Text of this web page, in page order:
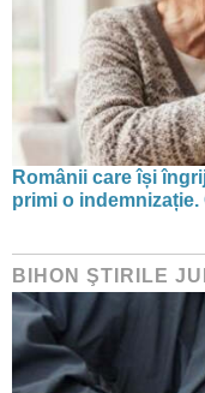
Românii care își
primi o
BIHON ŞTIRILE